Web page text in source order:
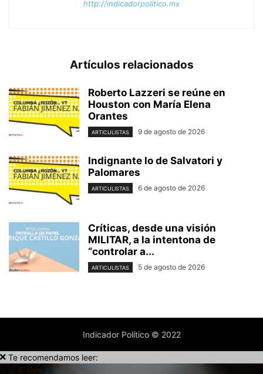
http://indicadorpolitico.mx
Artículos relacionados
Roberto Lazzeri se reúne en
Houston con María Elena
Orantes
ARTICULISTAS 9 de agosto de 2026
Indignante lo de Salvatori y
Palomares
ARTICULISTAS 6 de agosto de 2026
Críticas, desde una visión
MILITAR, a la intentona de
“controlar a...
ARTICULISTAS 5 de agosto de 2026
Indicador Político © 2022
Te recomendamos leer: